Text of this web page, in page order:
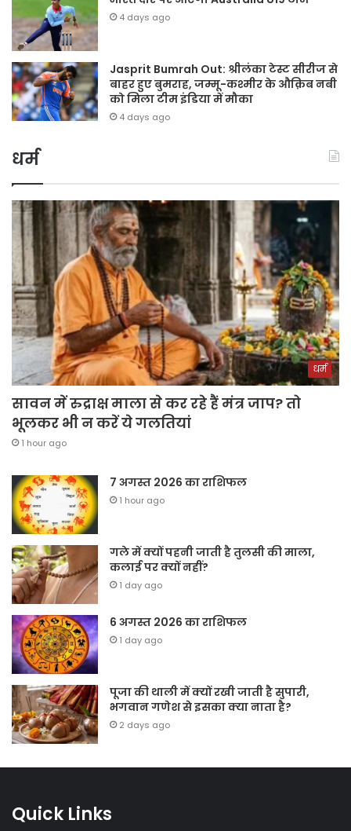
4 days ago
Jasprit Bumrah Out: श्रीलंका टेस्ट सीरीज से
बाहर हुए बुमराह, जम्मू-कश्मीर के औक़िब नबी
को मिला टीम इंडिया में मौका
4 days ago
धर्म
धर्म
सावन में रुद्राक्ष माला से कर रहे हैं मंत्र जाप? तो
भूलकर भी न करें ये गलतियां
1 hour ago
7 अगस्त 2026 का राशिफल
1 hour ago
गले में क्यों पहनी जाती है तुलसी की माला,
कलाई पर क्यों नहीं?
1 day ago
6 अगस्त 2026 का राशिफल
1 day ago
पूजा की थाली में क्यों रखी जाती है सुपारी,
भगवान गणेश से इसका क्या नाता है?
2 days ago
Quick Links